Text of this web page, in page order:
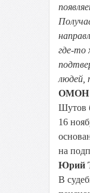
где-то
людей,
ОМОН
Шутов
16
на
Юрий
В